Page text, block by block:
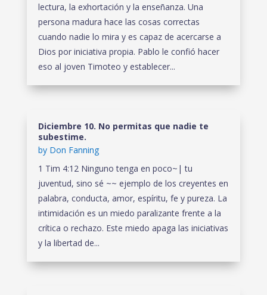
lectura, la exhortación y la enseñanza. Una
persona madura hace las cosas correctas
cuando nadie lo mira y es capaz de acercarse a
Dios por iniciativa propia. Pablo le confió hacer
eso al joven Timoteo y establecer...
Diciembre 10. No permitas que nadie te
subestime.
by Don Fanning
1 Tim 4:12 Ninguno tenga en poco~| tu
juventud, sino sé ~~ ejemplo de los creyentes en
palabra, conducta, amor, espíritu, fe y pureza. La
intimidación es un miedo paralizante frente a la
crítica o rechazo. Este miedo apaga las iniciativas
y la libertad de...